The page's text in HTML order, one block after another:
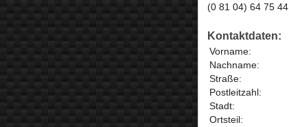
(0 81 04) 64 75 44
Kontaktdaten:
Vorname:
Nachname:
Straße:
Postleitzahl:
Stadt:
Ortsteil: